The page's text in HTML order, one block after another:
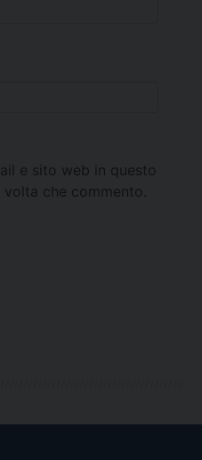
e sito web in questo
che commento.